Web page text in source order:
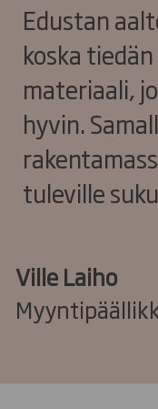
Edustan
koska
materiaali,
hyvin.
tuleville
Ville Laiho